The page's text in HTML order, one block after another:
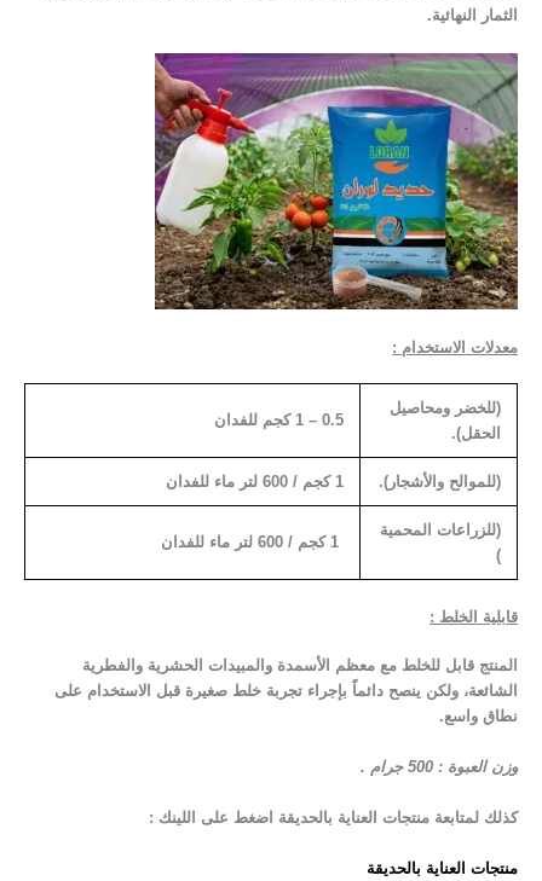
الثمار النهائية.
معدلات الاستخدام :
(للخضر ومحاصيل
الحقل).
0.5 – 1 كجم للفدان
(للموالح والأشجار). 1 كجم / 600 لتر ماء للفدان
(للزراعات المحمية
)
قابلية الخلط :
المنتج قابل للخلط مع معظم الأسمدة والمبيدات الحشرية والفطرية
الشائعة، ولكن ينصح دائماً بإجراء تجربة خلط صغيرة قبل الاستخدام على
نطاق واسع.
وزن العبوة : 500 جرام .
كذلك لمتابعة منتجات العناية بالحديقة اضغط على اللينك :
منتجات العناية بالحديقة